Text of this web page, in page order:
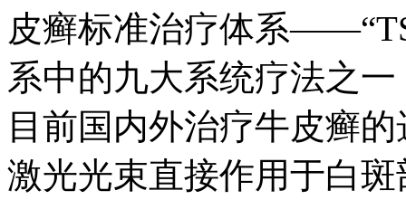
皮癣标准治疗体系
系中的九大系统疗法之
目前国内外治疗牛皮癣
激光光束直接作用于白